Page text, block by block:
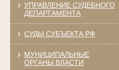
УПРАВЛЕНИЕ СУДЕБНОГО
ДЕПАРТАМЕНТА
СУДЫ СУБЪЕКТА РФ
МУНИЦИПАЛЬНЫЕ
ОРГАНЫ ВЛАСТИ